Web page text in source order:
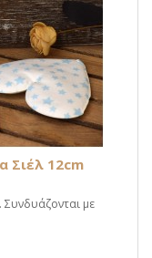
Σιέλ 12cm
Συνδυάζονται με